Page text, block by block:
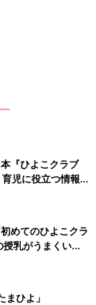
『ひよこクラブ
児に役立つ情報が
めてのひよこクラ
授乳がうまくい
トラブル 解決テ
ひよ」